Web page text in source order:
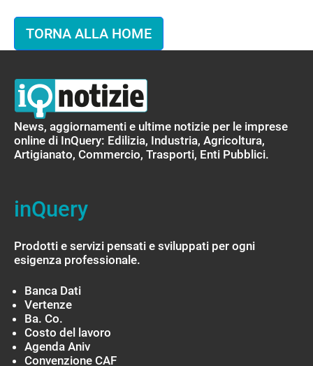
TORNA ALLA HOME
IQ Notizie
News, aggiornamenti e ultime notizie per le imprese
online di InQuery: Edilizia, Industria, Agricoltura,
Artigianato, Commercio, Trasporti, Enti Pubblici.
inQuery
Prodotti e servizi pensati e sviluppati per ogni
esigenza professionale.
Banca Dati
Vertenze
Ba. Co.
Costo del lavoro
Agenda Aniv
Convenzione CAF